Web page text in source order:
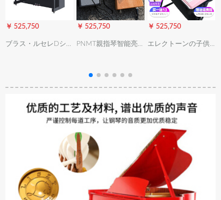
￥ 525,750
ブラス・ルセレDシリ
￥ 525,750
PNMT親指琴智能亮
プ
￥ 525,750
エレクトーンの子供
ちゃんの琴の進級版
（ピンク）の贈物の
バッグ+琴架+イヤホ
ーンの琴のカバの数
字のボンド